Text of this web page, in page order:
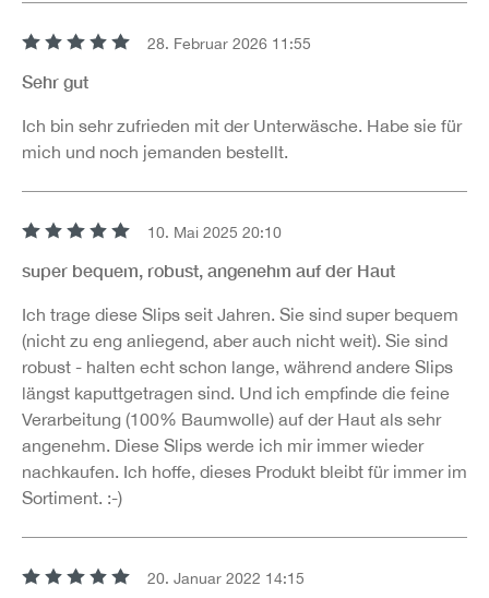
28. Februar 2026 11:55
Sehr gut
Ich bin sehr zufrieden mit der Unterwäsche. Habe sie für
mich und noch jemanden bestellt.
10. Mai 2025 20:10
super bequem, robust, angenehm auf der Haut
Ich trage diese Slips seit Jahren. Sie sind super bequem
(nicht zu eng anliegend, aber auch nicht weit). Sie sind
robust - halten echt schon lange, während andere Slips
längst kaputtgetragen sind. Und ich empfinde die feine
Verarbeitung (100% Baumwolle) auf der Haut als sehr
angenehm. Diese Slips werde ich mir immer wieder
nachkaufen. Ich hoffe, dieses Produkt bleibt für immer im
Sortiment. :-)
20. Januar 2022 14:15